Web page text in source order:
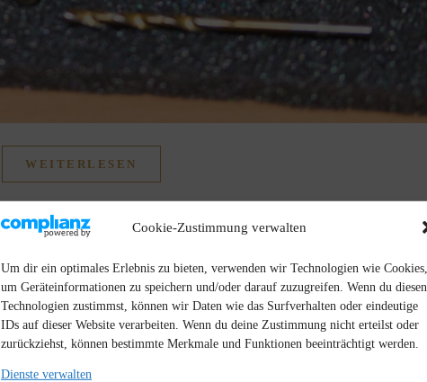
Cookie-Zustimmung verwalten
Um dir ein optimales Erlebnis zu bieten, verwenden wir Technologien wie Cookies,
um Geräteinformationen zu speichern und/oder darauf zuzugreifen. Wenn du diesen
Technologien zustimmst, können wir Daten wie das Surfverhalten oder eindeutige
IDs auf dieser Website verarbeiten. Wenn du deine Zustimmung nicht erteilst oder
zurückziehst, können bestimmte Merkmale und Funktionen beeinträchtigt werden.
Dienste verwalten
WEITERLESEN